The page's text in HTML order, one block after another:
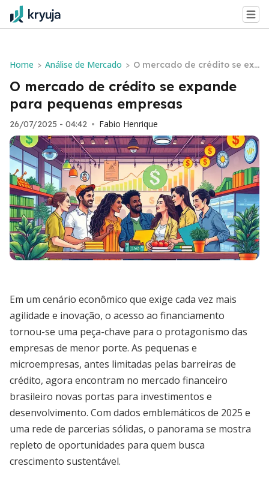
Home > Análise de Mercado > O mercado de crédito se exp
ande para pequenas empre
sas
O mercado de crédito se expande
para pequenas empresas
26/07/2025 - 04:42 • Fabio Henrique
Em um cenário econômico que exige cada vez mais
agilidade e inovação, o acesso ao financiamento
tornou-se uma peça-chave para o protagonismo das
empresas de menor porte. As pequenas e
microempresas, antes limitadas pelas barreiras de
crédito, agora encontram no mercado financeiro
brasileiro novas portas para investimentos e
desenvolvimento. Com dados emblemáticos de 2025 e
uma rede de parcerias sólidas, o panorama se mostra
repleto de oportunidades para quem busca
crescimento sustentável.